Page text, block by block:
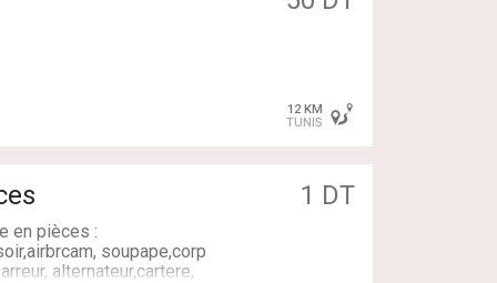
12 KM
TUNIS
1 DT
en pièces :
soupape,corp
alternateur,cartere,